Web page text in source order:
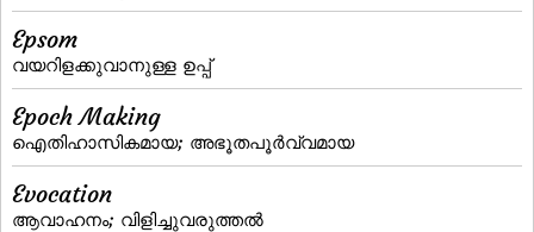
Epsom
വയറിളക്കുവാനുള്ള ഉപ്പ്‌
Epoch Making
ഐതിഹാസികമായ; അഭൂതപൂര്‍വ്വമായ
Evocation
ആവാഹനം; വിളിച്ചുവരുത്തല്‍